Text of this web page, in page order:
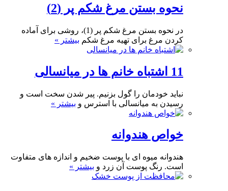
نحوه بستن مرغ شکم پر (2)
در نحوه بستن مرغ شکم پر (1)، روشی برای آماده
کردن مرغ برای تهیه مرغ شکم بیشتر »
11 اشتباه خانم ها در میانسالی
نباید خودمان را گول بزنیم. پیر شدن سخت است و
رسیدن به میانسالی با استرس و بیشتر »
خواص هندوانه
هندوانه میوه ای با پوست ضخیم و اندازه های متفاوت
است. رنگ پوست آن زرد و بیشتر »